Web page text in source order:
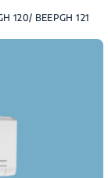
120/ BEEPGH 121